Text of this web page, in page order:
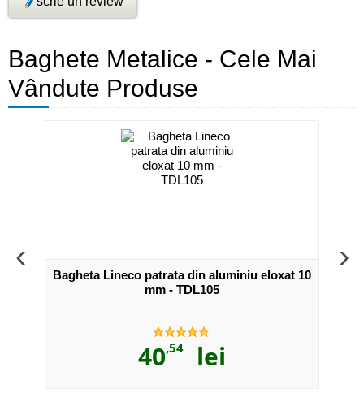
Baghete Metalice - Cele Mai
Vândute Produse
‹
Bagheta Lineco patrata din aluminiu eloxat 10
mm - TDL105
40,54 lei
›